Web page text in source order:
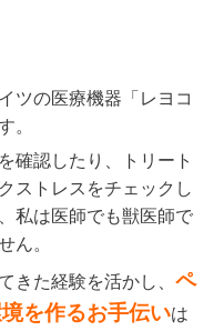
ツの医療機器「レヨコ
。
確認したり、トリート
ストレスをチェックし
私は医師でも獣医師で
ん。
きた経験を活かし、 ペ
を作るお手伝いは